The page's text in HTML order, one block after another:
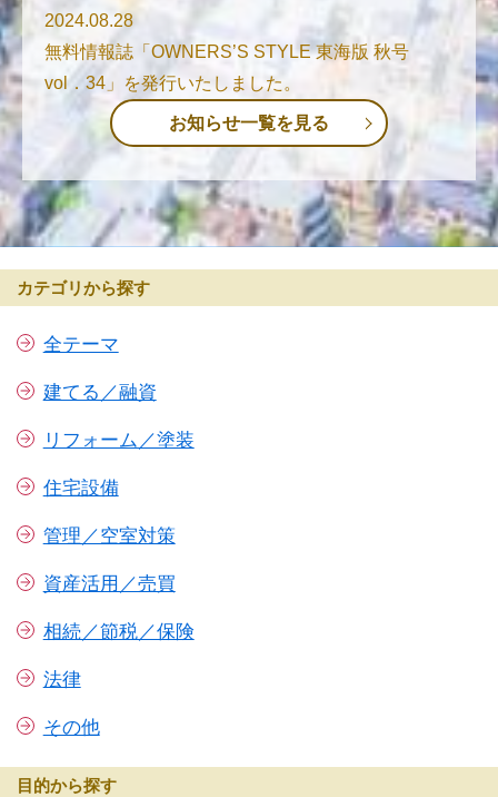
2024.08.28
無料情報誌「OWNERS’S STYLE 東海版 秋号
vol．34」を発行いたしました。
お知らせ一覧を見る
カテゴリから探す
全テーマ
建てる／融資
リフォーム／塗装
住宅設備
管理／空室対策
資産活用／売買
相続／節税／保険
法律
その他
目的から探す